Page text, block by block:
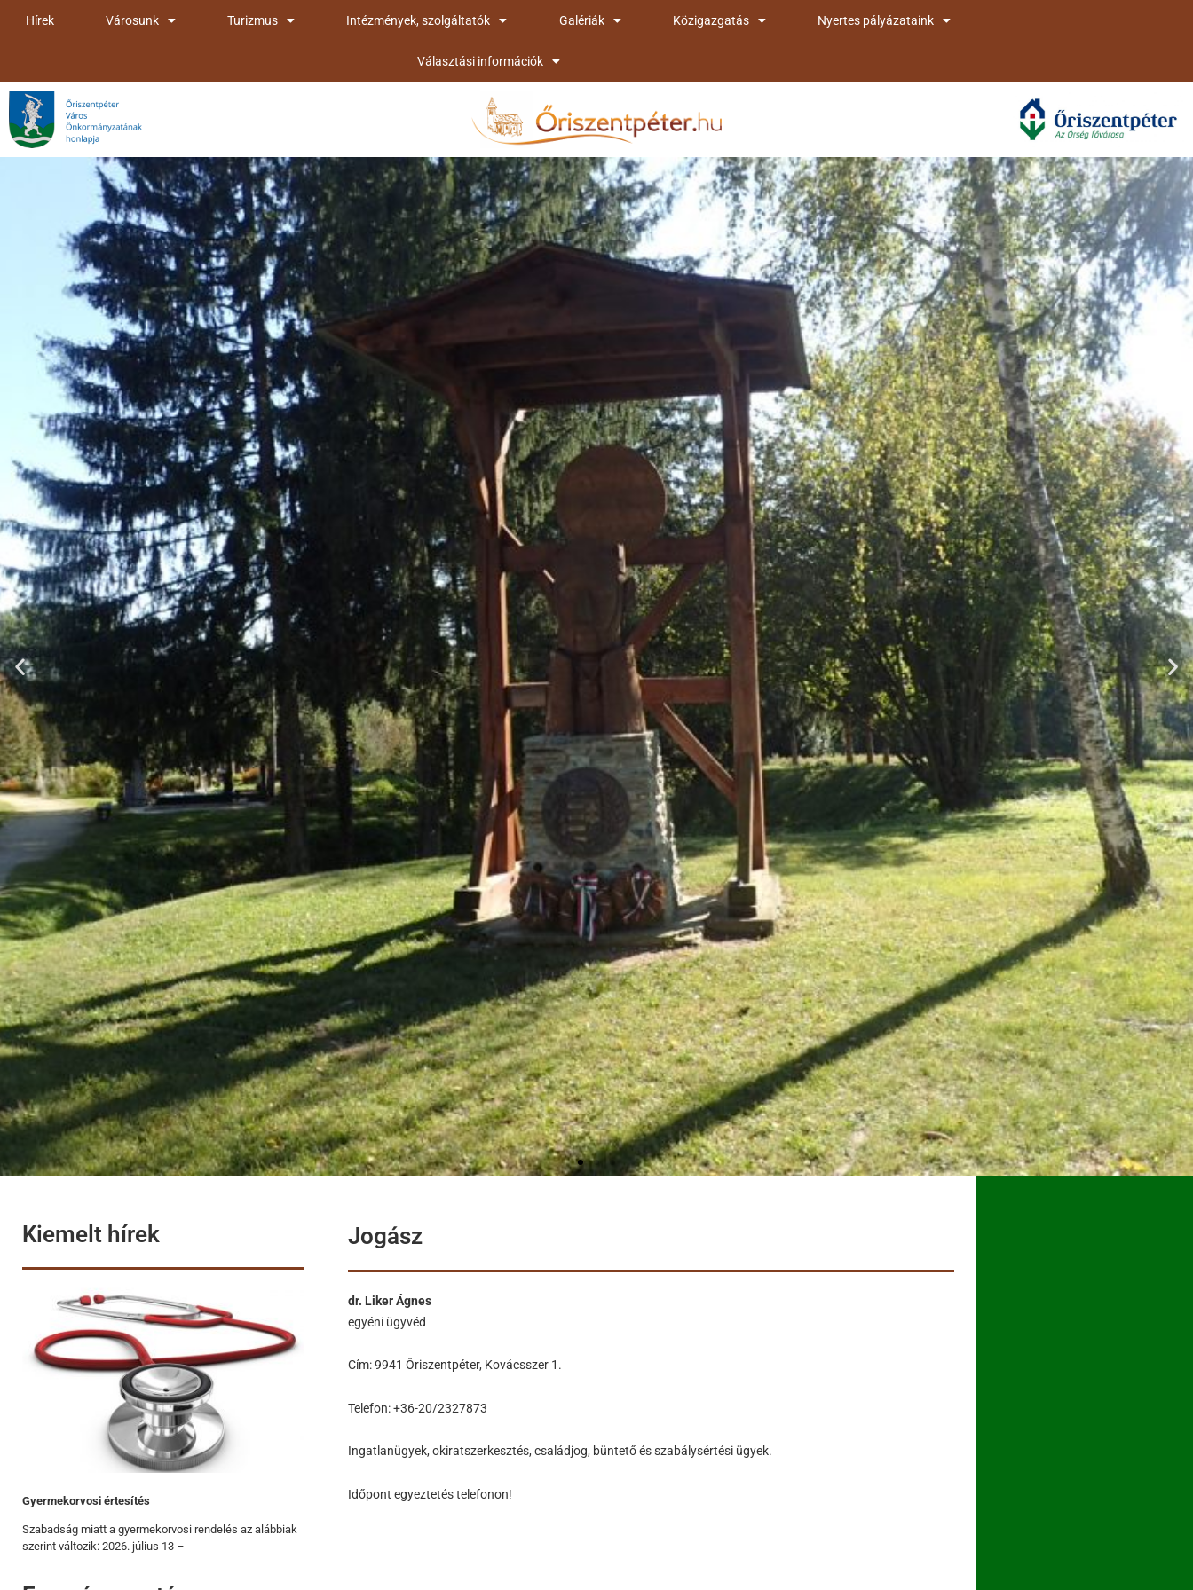
Hírek Városunk Turizmus Intézmények, szolgáltatók Galériák Közigazgatás Nyertes pályázataink
Választási információk
Kiemelt hírek
Gyermekorvosi értesítés
Szabadság miatt a gyermekorvosi rendelés az alábbiak
szerint változik: 2026. július 13 –
Jogász
dr. Liker Ágnes
egyéni ügyvéd
Cím: 9941 Őriszentpéter, Kovácsszer 1.
Telefon: +36-20/2327873
Ingatlanügyek, okiratszerkesztés, családjog, büntető és szabálysértési ügyek.
Időpont egyeztetés telefonon!